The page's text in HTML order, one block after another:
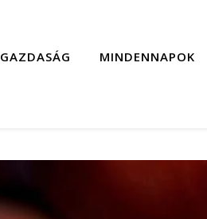
GAZDASÁG MINDENNAPOK